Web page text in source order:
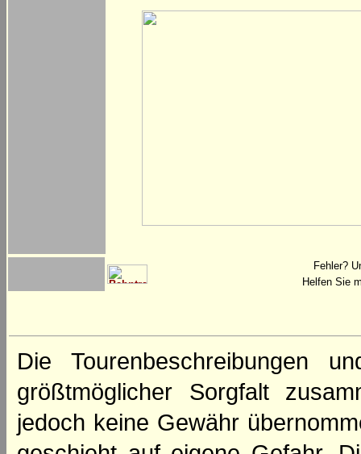
Fehler?
Helfen Sie
Die Tourenbeschreibungen
größtmöglicher Sorgfalt
jedoch keine Gewähr